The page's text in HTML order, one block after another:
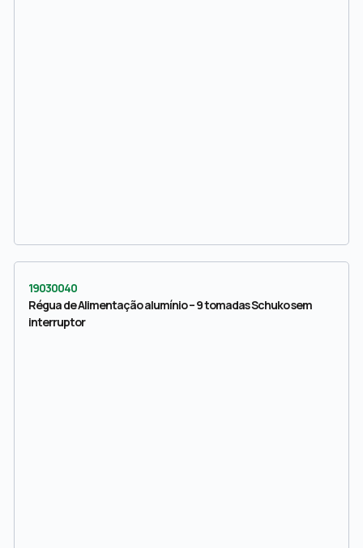
19030040
Régua de Alimentação alumínio – 9 tomadas Schuko sem
interruptor